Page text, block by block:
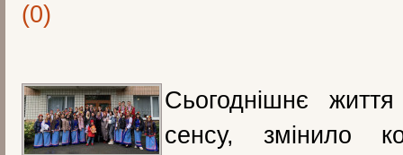
(0)
Сьогоднішнє
сенсу, змінило